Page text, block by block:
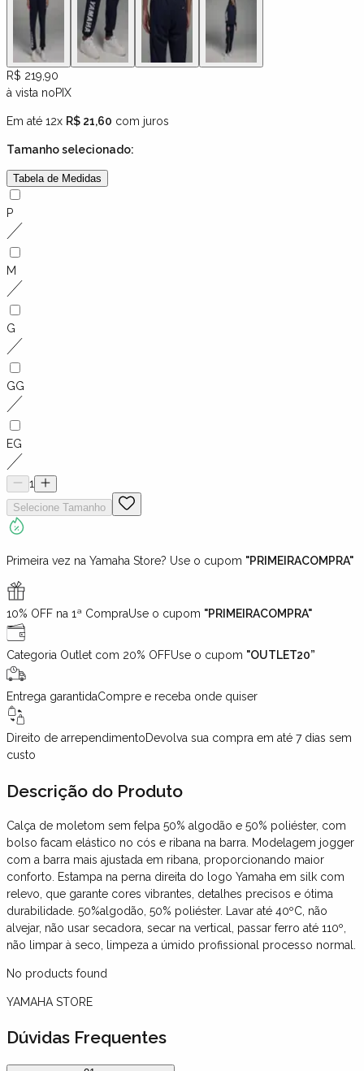
R$ 219,90
à vista noPIX
Em até 12x R$ 21,60 com juros
Tamanhoselecionado:
Tabela de Medidas
P
M
G
GG
EG
1
Selecione Tamanho
Primeira vez na Yamaha Store? Use o cupom "PRIMEIRACOMPRA"
10% OFF na 1ª CompraUse o cupom "PRIMEIRACOMPRA"
Categoria Outlet com 20% OFFUse o cupom "OUTLET20”
Entrega garantidaCompre e receba onde quiser
Direito de arrependimentoDevolva sua compra em até 7 dias sem
custo
Descrição do Produto
Calça de moletom sem felpa 50% algodão e 50% poliéster, com
bolso facam elástico no cós e ribana na barra. Modelagem jogger
com a barra mais ajustada em ribana, proporcionando maior
conforto. Estampa na perna direita do logo Yamaha em silk com
relevo, que garante cores vibrantes, detalhes precisos e ótima
durabilidade. 50%algodão, 50% poliéster. Lavar até 40ºC, não
alvejar, não usar secadora, secar na vertical, passar ferro até 110º,
não limpar à seco, limpeza a úmido profissional processo normal.
No products found
YAMAHA STORE
Dúvidas Frequentes